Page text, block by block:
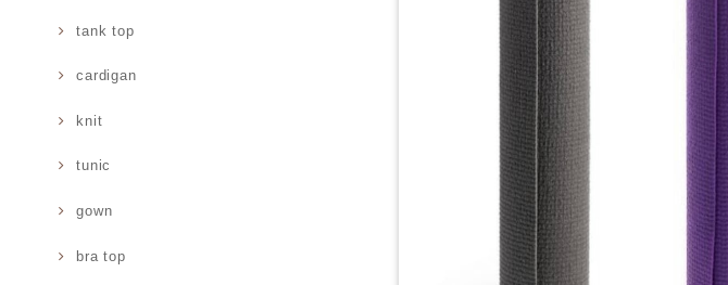
tank top
cardigan
knit
tunic
gown
bra top